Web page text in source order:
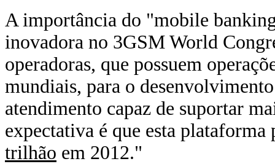
A importância do "mobile
inovadora no 3GSM World
operadoras, que possuem
mundiais, para o
atendimento capaz de suportar
expectativa é que esta
trilhão em 2012."